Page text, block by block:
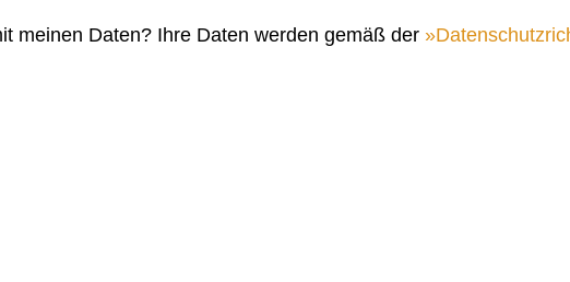
meinen Daten? Ihre Daten werden gemäß der